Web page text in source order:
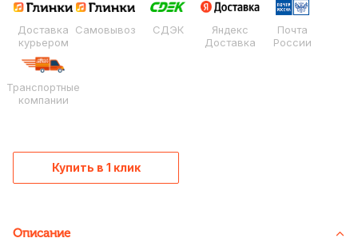
Доставка
курьером
Самовывоз СДЭК
Яндекс
Доставка
Почта
России
Транспортные
компании
Купить в 1 клик
Описание